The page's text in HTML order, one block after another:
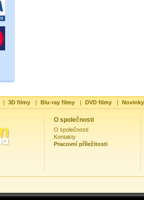
| 3D filmy | Blu-ray filmy | DVD filmy |
O společnosti
O společnosti
Kontakty
Pracovní příležitosti